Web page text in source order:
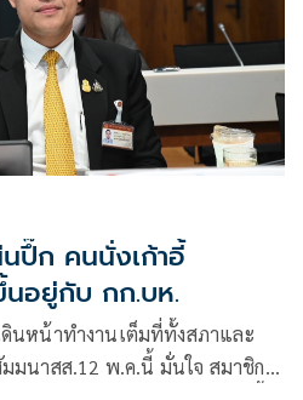
ปึ๊ก คนนั่งเก้าอี้
อยู่กับ กก.บห.
นหน้าทำงานเต็มที่ทั้งสภาและ
มนาสส.12 พ.ค.นี้ มั่นใจ สมาชิก